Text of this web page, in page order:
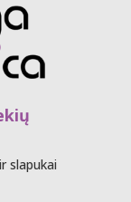
slapukai